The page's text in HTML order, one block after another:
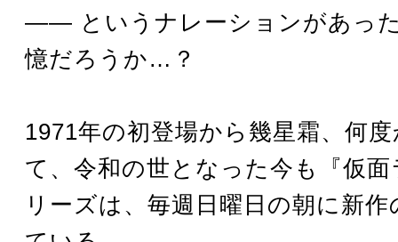
―― というナレーションがあっ
憶だろうか…？
1971年の初登場から幾星霜、何
て、令和の世となった今も『仮
リーズは、毎週日曜日の朝に新